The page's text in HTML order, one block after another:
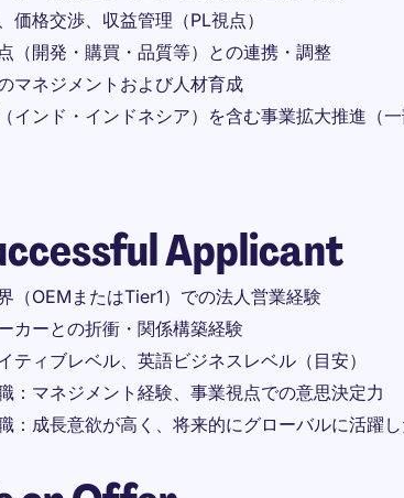
価格交渉、収益管理（PL視点）
（開発・購買・品質等）との連携・調整
マネジメントおよび人材育成
インド・インドネシア）を含む事業拡大推進（一
Applicant
（OEMまたはTier1）での法人営業経験
カーとの折衝・関係構築経験
ティブレベル、英語ビジネスレベル（目安）
：マネジメント経験、事業視点での意思決定力
：成長意欲が高く、将来的にグローバルに活躍